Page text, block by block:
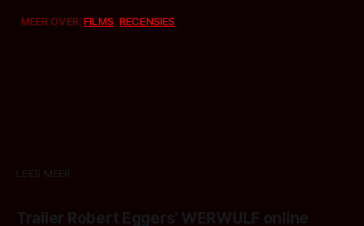
MEER OVER:FILMS,RECENSIES
LEES MEER
Trailer Robert Eggers' WERWULF online